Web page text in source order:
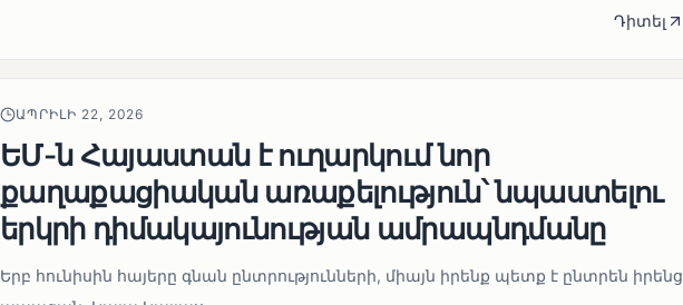
Դիտել
ԱՊՐԻԼԻ 22, 2026
ԵՄ-ն Հայաստան է ուղարկում նոր
քաղաքացիական առաքելություն՝ նպաստելու
երկրի դիմակայունության ամրապնդմանը
Երբ հունիսին հայերը գնան ընտրությունների, միայն իրենք պետք է ընտրեն իրենց